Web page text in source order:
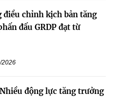
điều chỉnh kịch bản tăng
đấu GRDP đạt từ
2026
động lực tăng trưởng